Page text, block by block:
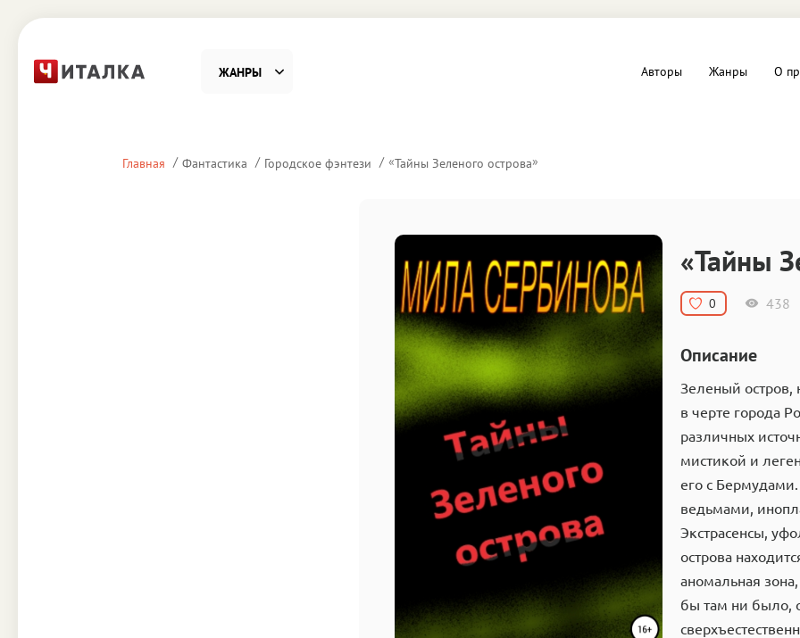
ЖАНРЫ
Драматургия
Домоводство Компьютеры и Интернет
Старинное Фольклор
Прочее
Авторы Жанры О
Главная Фантастика Городское фэнтези «Тайны Зеленого острова»
«Тайны
0 438
Описание
Зеленый остров,
в черте города
различных
мистикой и
его с
ведьмами,
Экстрасенсы,
острова
аномальная
бы там ни было,